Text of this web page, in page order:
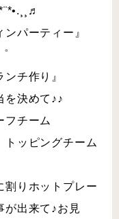
パーティー』
チ作り』
を決めて♪♪
フチーム
トッピングチーム
割りホットプレー
が出来て♪お見